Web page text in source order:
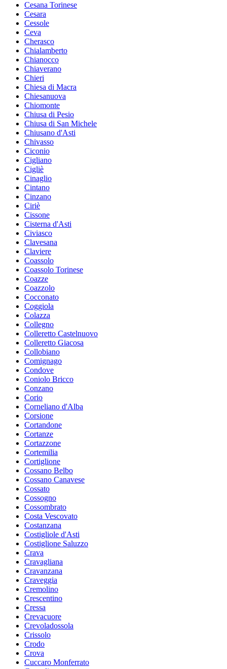
Cesana Torinese
Cesara
Cessole
Ceva
Cherasco
Chialamberto
Chianocco
Chiaverano
Chieri
Chiesa di Macra
Chiesanuova
Chiomonte
Chiusa di Pesio
Chiusa di San Michele
Chiusano d'Asti
Chivasso
Ciconio
Cigliano
Cigliè
Cinaglio
Cintano
Cinzano
Ciriè
Cissone
Cisterna d'Asti
Civiasco
Clavesana
Claviere
Coassolo
Coassolo Torinese
Coazze
Coazzolo
Cocconato
Coggiola
Colazza
Collegno
Colleretto Castelnuovo
Colleretto Giacosa
Collobiano
Comignago
Condove
Coniolo Bricco
Conzano
Corio
Corneliano d'Alba
Corsione
Cortandone
Cortanze
Cortazzone
Cortemilia
Cortiglione
Cossano Belbo
Cossano Canavese
Cossato
Cossogno
Cossombrato
Costa Vescovato
Costanzana
Costigliole d'Asti
Costiglione Saluzzo
Crava
Cravagliana
Cravanzana
Craveggia
Cremolino
Crescentino
Cressa
Crevacuore
Crevoladossola
Crissolo
Crodo
Crova
Cuccaro Monferrato